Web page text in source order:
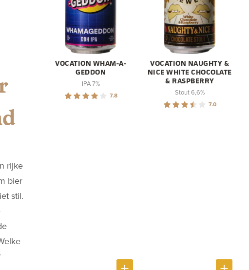
rijke
bier
stil.
VOCATION WHAM-A-
GEDDON
IPA 7%
7.8
VOCATION NAUGHTY &
NICE WHITE CHOCOLATE
& RASPBERRY
Stout 6,6%
7.0